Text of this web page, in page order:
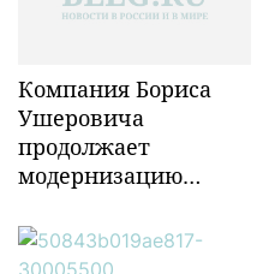
Компания Бориса
Ушеровича
продолжает
модернизацию
инфраструктуры в
Забайкалье